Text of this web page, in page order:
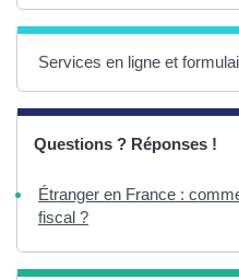
Services en ligne et
Questions ? Réponses !
Étranger en France :
fiscal ?